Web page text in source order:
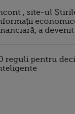
, site-ul
a
reguli pentru